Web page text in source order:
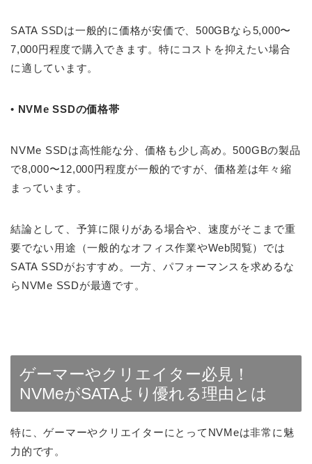
SATA SSDは一般的に価格が安価で、500GBなら5,000〜
7,000円程度で購入できます。特に コストを抑えたい場合
に適しています。
• NVMe SSDの価格帯
NVMe SSDは高性能な分、価格も少し高め 。500GBの製品
で8,000〜12,000円程度が一般的ですが、価格差は年々縮
まっています。
結論として、予算に限りがある場合や、速度がそこまで重
要でない用途（一般的なオフィス作業やWeb閲覧）では
SATA SSDがおすすめ。一方、パフォーマンスを求めるな
らNVMe SSDが最適です。
ゲーマーやクリエイター必見！
NVMeがSATAより優れる理由とは
特に、ゲーマーやクリエイターにとってNVMeは非常に魅
力的です。